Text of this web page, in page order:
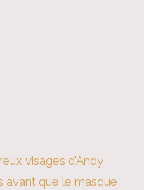
visages d’Andy
avant que le masque